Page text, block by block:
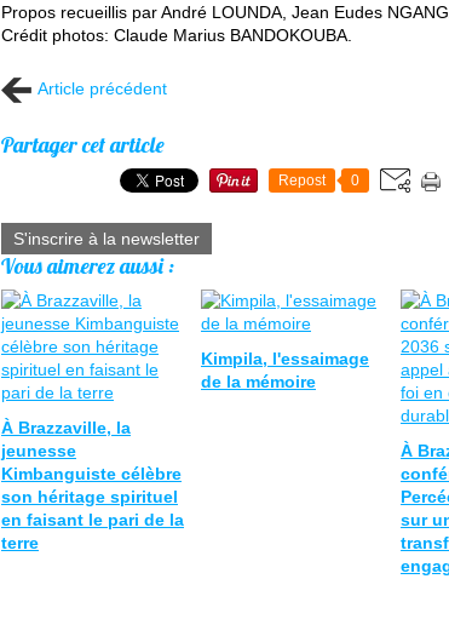
Propos recueillis par André LOUNDA, Jean Eudes
Crédit photos: Claude Marius BANDOKOUBA.
Article précédent
Partager cet article
Repost 0
S'inscrire à la newsletter
Vous aimerez aussi :
À Brazzaville, la
jeunesse
Kimbanguiste célèbre
son héritage spirituel
en faisant le pari de la
terre
Kimpila, l'essaimage
de la mémoire
À
sur